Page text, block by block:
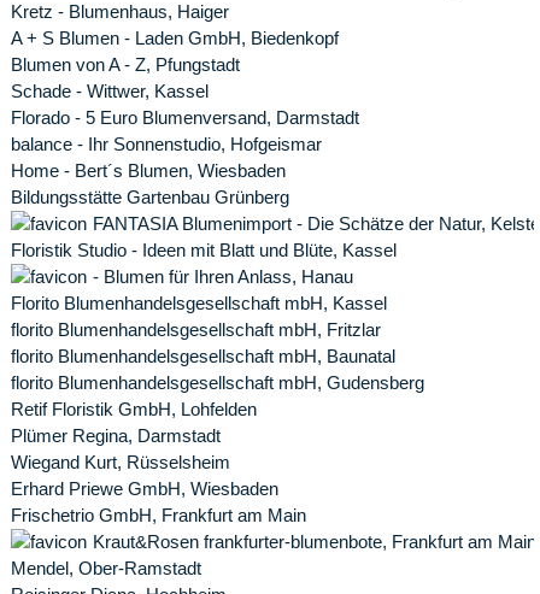
Kretz - Blumenhaus, Haiger
A + S Blumen - Laden GmbH, Biedenkopf
Blumen von A - Z, Pfungstadt
Schade - Wittwer, Kassel
Florado - 5 Euro Blumenversand, Darmstadt
balance - Ihr Sonnenstudio, Hofgeismar
Home - Bert´s Blumen, Wiesbaden
Bildungsstätte Gartenbau Grünberg
FANTASIA Blumenimport - Die Schätze der Natur,
Floristik Studio - Ideen mit Blatt und Blüte, Kassel
- Blumen für Ihren Anlass, Hanau
Florito Blumenhandelsgesellschaft mbH, Kassel
florito Blumenhandelsgesellschaft mbH, Fritzlar
florito Blumenhandelsgesellschaft mbH, Baunatal
florito Blumenhandelsgesellschaft mbH, Gudensberg
Retif Floristik GmbH, Lohfelden
Plümer Regina, Darmstadt
Wiegand Kurt, Rüsselsheim
Erhard Priewe GmbH, Wiesbaden
Frischetrio GmbH, Frankfurt am Main
Kraut&Rosen frankfurter-blumenbote, Frankfurt am Main
Mendel, Ober-Ramstadt